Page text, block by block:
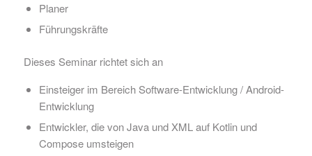
Planer
Führungskräfte
Dieses Seminar richtet sich an
Einsteiger im Bereich Software-Entwicklung / Android-
Entwicklung
Entwickler, die von Java und XML auf Kotlin und
Compose umsteigen